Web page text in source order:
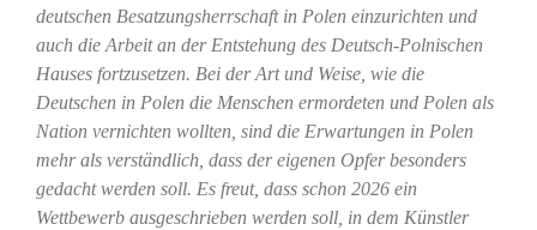
deutschen Besatzungsherrschaft in Polen einzurichten und
auch die Arbeit an der Entstehung des Deutsch-Polnischen
Hauses fortzusetzen. Bei der Art und Weise, wie die
Deutschen in Polen die Menschen ermordeten und Polen als
Nation vernichten wollten, sind die Erwartungen in Polen
mehr als verständlich, dass der eigenen Opfer besonders
gedacht werden soll. Es freut, dass schon 2026 ein
Wettbewerb ausgeschrieben werden soll, in dem Künstler